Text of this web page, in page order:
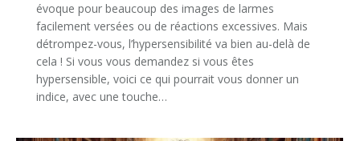
évoque pour beaucoup des images de larmes
facilement versées ou de réactions excessives. Mais
détrompez-vous, l’hypersensibilité va bien au-delà de
cela ! Si vous vous demandez si vous êtes
hypersensible, voici ce qui pourrait vous donner un
indice, avec une touche…